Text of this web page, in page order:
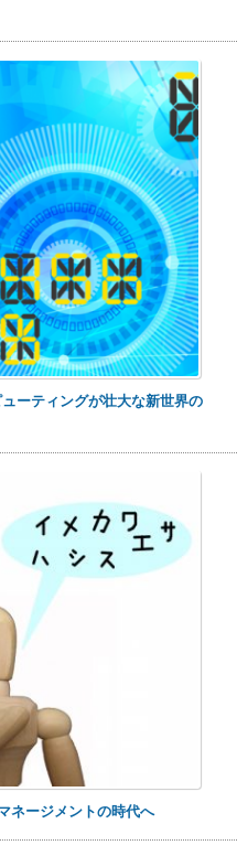
ーティングが壮大な新世界の
ネージメントの時代へ